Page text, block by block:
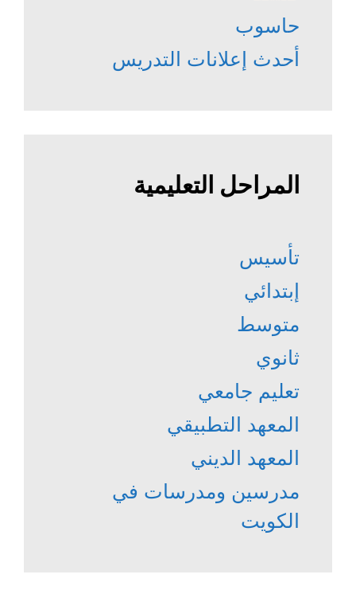
حاسوب
أحدث إعلانات التدريس
المراحل التعليمية
تأسيس
إبتدائي
متوسط
ثانوي
تعليم جامعي
المعهد التطبيقي
المعهد الديني
مدرسين ومدرسات في
الكويت